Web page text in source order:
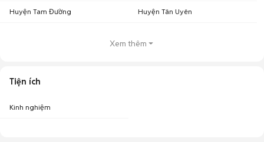
Huyện Tam Đường Huyện Tân Uyên
Xem thêm
Tiện ích
Kinh nghiệm